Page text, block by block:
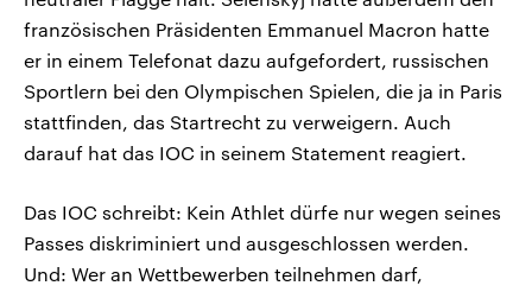
französischen Präsidenten Emmanuel Macron hatte
er in einem Telefonat dazu aufgefordert, russischen
Sportlern bei den Olympischen Spielen, die ja in Paris
stattfinden, das Startrecht zu verweigern. Auch
darauf hat das IOC in seinem Statement reagiert.
Das IOC schreibt: Kein Athlet dürfe nur wegen seines
Passes diskriminiert und ausgeschlossen werden.
Und: Wer an Wettbewerben teilnehmen darf,